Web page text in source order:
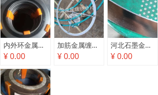
内外环金属缠绕垫D型保方密封
¥ 0.00
加筋金属缠绕垫（热管壳器金属缠绕垫）
¥ 0.00
河北石墨金属缠绕垫片
¥ 0.00